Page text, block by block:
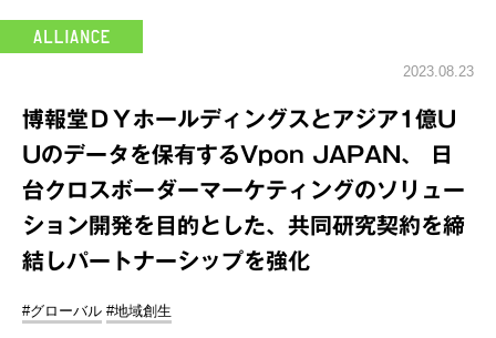
2023.08.23
博報堂ＤＹホールディングスとアジア1億U
Uのデータを保有するVpon JAPAN、 日
台クロスボーダーマーケティングのソリュー
ション開発を目的とした、共同研究契約を締
結しパートナーシップを強化
#グローバル #地域創生